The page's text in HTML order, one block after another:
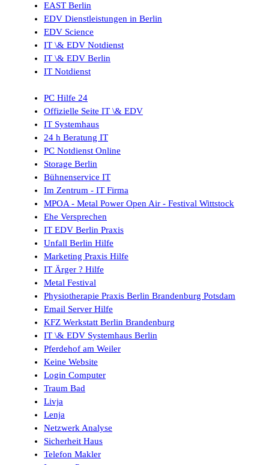
EAST Berlin
EDV Dienstleistungen in Berlin
EDV Science
IT \& EDV Notdienst
IT \& EDV Berlin
IT Notdienst
PC Hilfe 24
Offizielle Seite IT \& EDV
IT Systemhaus
24 h Beratung IT
PC Notdienst Online
Storage Berlin
Bühnenservice IT
Im Zentrum - IT Firma
MPOA - Metal Power Open Air - Festival Wittstock
Ehe Versprechen
IT EDV Berlin Praxis
Unfall Berlin Hilfe
Marketing Praxis Hilfe
IT Ärger ? Hilfe
Metal Festival
Physiotherapie Praxis Berlin Brandenburg Potsdam
Email Server Hilfe
KFZ Werkstatt Berlin Brandenburg
IT \& EDV Systemhaus Berlin
Pferdehof am Weiler
Keine Website
Login Computer
Traum Bad
Livja
Lenja
Netzwerk Analyse
Sicherheit Haus
Telefon Makler